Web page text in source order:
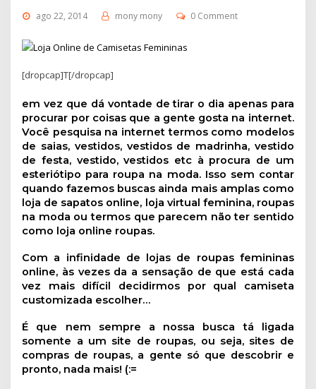
ago 22, 2014 mony mony 0 Comment
[dropcap]T[/dropcap]
em vez que dá vontade de tirar o dia apenas para
procurar por coisas que a gente gosta na internet.
Você pesquisa na internet termos como modelos
de saias, vestidos, vestidos de madrinha, vestido
de festa, vestido, vestidos etc à procura de um
esteriótipo para roupa na moda. Isso sem contar
quando fazemos buscas ainda mais amplas como
loja de sapatos online, loja virtual feminina, roupas
na moda ou termos que parecem não ter sentido
como loja online roupas.
Com a infinidade de lojas de roupas femininas
online, às vezes da a sensação de que está cada
vez mais difícil decidirmos por qual camiseta
customizada escolher…
É que nem sempre a nossa busca tá ligada
somente a um site de roupas, ou seja, sites de
compras de roupas, a gente só que descobrir e
pronto, nada mais! (:=